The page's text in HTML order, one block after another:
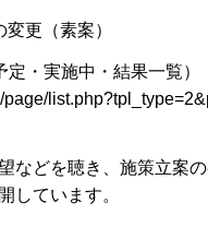
更（素案）
・実施中・結果一覧）
などを聴き、施策立案
しています。